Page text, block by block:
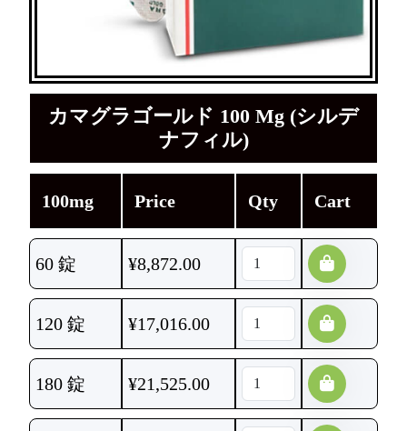
カマグラゴールド 100 Mg (シルデ
ナフィル)
100mg Price Qty Cart
60 錠 ¥8,872.00
120 錠 ¥17,016.00
180 錠 ¥21,525.00